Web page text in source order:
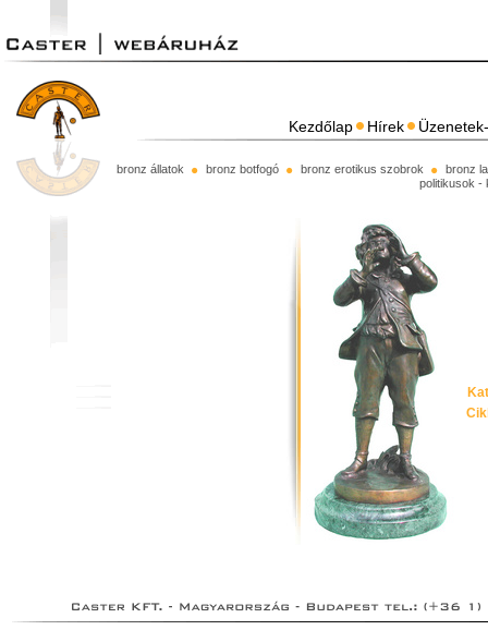
Kezdőlap Hírek
bronz állatok bronz botfogó bronz erotikus szobrok
bronz
politikusok -